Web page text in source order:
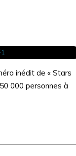
inédit de « Stars
000 personnes à